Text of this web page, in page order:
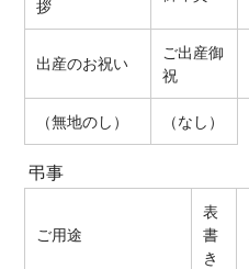
拶
出産のお祝い
ご出産御
祝
（無地のし） （なし）
弔事
ご用途
表
書
き